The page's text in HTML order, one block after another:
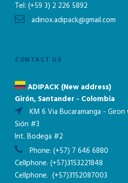
Tel: (+59 3) 2 226 5892
adinox.adipack@gmail.com
CONTACT US
ADIPACK (New address)
Girón, Santander - Colombia
KM 6 Via Bucaramanga -
Sión #3
Int. Bodega #2
Phone: (+57) 7 646 6880
Cellphone. (+57)3153221848
Cellphone. (+57)3152087003